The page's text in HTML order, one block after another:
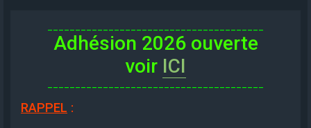
Adhésion 2026 ouverte
voir ICI
RAPPEL :